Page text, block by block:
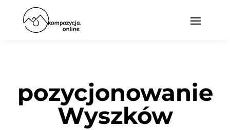
pozycjonowanie
Wyszków